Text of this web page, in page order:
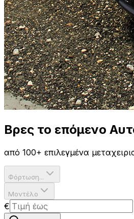
Βρες το επόμενο
από 100+ επιλεγμένα
Φόρτωση...
Μοντέλο
€